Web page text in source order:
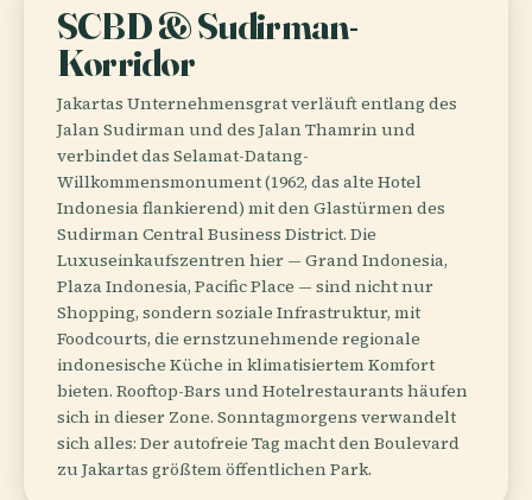
SCBD & Sudirman-
Korridor
Jakartas Unternehmensgrat verläuft entlang des
Jalan Sudirman und des Jalan Thamrin und
verbindet das Selamat-Datang-
Willkommensmonument (1962, das alte Hotel
Indonesia flankierend) mit den Glastürmen des
Sudirman Central Business District. Die
Luxuseinkaufszentren hier — Grand Indonesia,
Plaza Indonesia, Pacific Place — sind nicht nur
Shopping, sondern soziale Infrastruktur, mit
Foodcourts, die ernstzunehmende regionale
indonesische Küche in klimatisiertem Komfort
bieten. Rooftop-Bars und Hotelrestaurants häufen
sich in dieser Zone. Sonntagmorgens verwandelt
sich alles: Der autofreie Tag macht den Boulevard
zu Jakartas größtem öffentlichen Park.